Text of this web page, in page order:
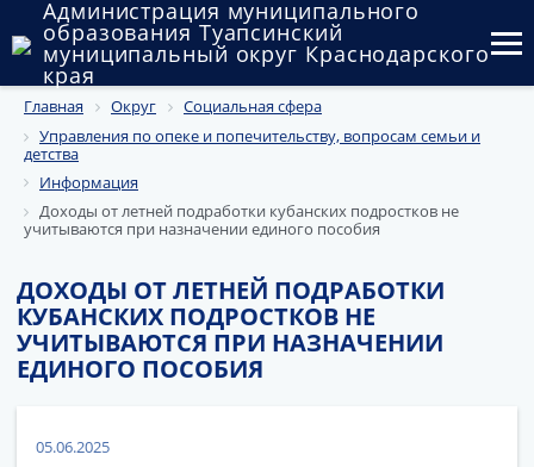
Администрация муниципального
образования Туапсинский
муниципальный округ Краснодарского
края
Округ
Администрация
Муниципальные закупки
Муниципальное имущество
Публичные слушания и общественные обсуждения
Главная Округ
Социальная сфера
Управления по опеке и попечительству, вопросам семьи и
детства
Информация
Доходы от летней подработки кубанских подростков не
учитываются при назначении единого пособия
ДОХОДЫ ОТ ЛЕТНЕЙ ПОДРАБОТКИ
КУБАНСКИХ ПОДРОСТКОВ НЕ
УЧИТЫВАЮТСЯ ПРИ НАЗНАЧЕНИИ
ЕДИНОГО ПОСОБИЯ
05.06.2025